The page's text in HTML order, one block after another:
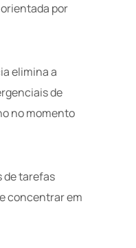
por
elimina a
de
no momento
de tarefas
concentrar em